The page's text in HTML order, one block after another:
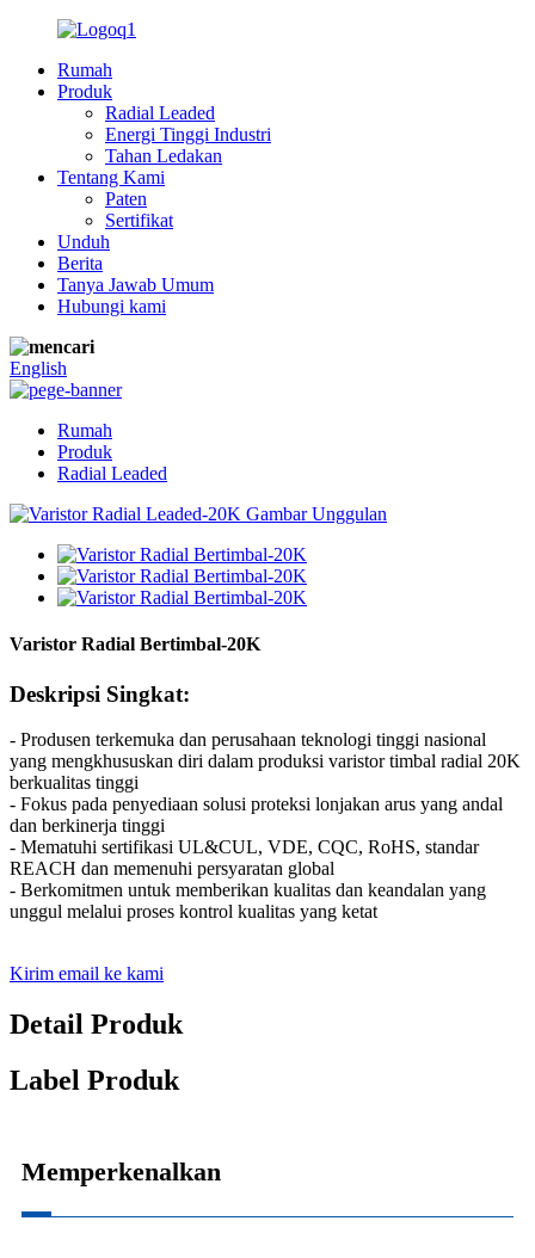
Rumah
Produk
Radial Leaded
Energi Tinggi Industri
Tahan Ledakan
Tentang Kami
Paten
Sertifikat
Unduh
Berita
Tanya Jawab Umum
Hubungi kami
English
Rumah
Produk
Radial Leaded
Varistor Radial Bertimbal-20K
Deskripsi Singkat:
- Produsen terkemuka dan perusahaan teknologi tinggi nasional
yang mengkhususkan diri dalam produksi varistor timbal radial 20K
berkualitas tinggi
- Fokus pada penyediaan solusi proteksi lonjakan arus yang andal
dan berkinerja tinggi
- Mematuhi sertifikasi UL&CUL, VDE, CQC, RoHS, standar
REACH dan memenuhi persyaratan global
- Berkomitmen untuk memberikan kualitas dan keandalan yang
unggul melalui proses kontrol kualitas yang ketat
Kirim email ke kami
Detail Produk
Label Produk
Memperkenalkan